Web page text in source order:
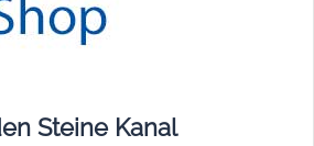
Steine Kanal